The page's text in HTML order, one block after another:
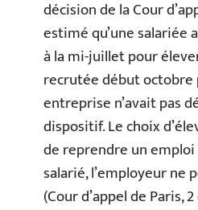
décision de la Cour
estimé qu’une salariée
à la mi-juillet pour
recrutée début octobre
entreprise n’avait pas
dispositif. Le choix
de reprendre un emploi
salarié, l’employeur ne
(Cour d’appel de Paris,